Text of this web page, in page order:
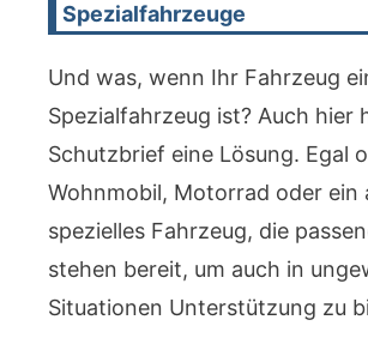
Spezialfahrzeuge
Und was, wenn Ihr Fahrzeug
Spezialfahrzeug ist? Auch hier
Schutzbrief eine Lösung. Egal
Wohnmobil, Motorrad oder ein
spezielles Fahrzeug, die
stehen bereit, um auch in
Situationen Unterstützung zu